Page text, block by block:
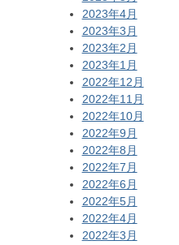
2023年4月
2023年3月
2023年2月
2023年1月
2022年12月
2022年11月
2022年10月
2022年9月
2022年8月
2022年7月
2022年6月
2022年5月
2022年4月
2022年3月